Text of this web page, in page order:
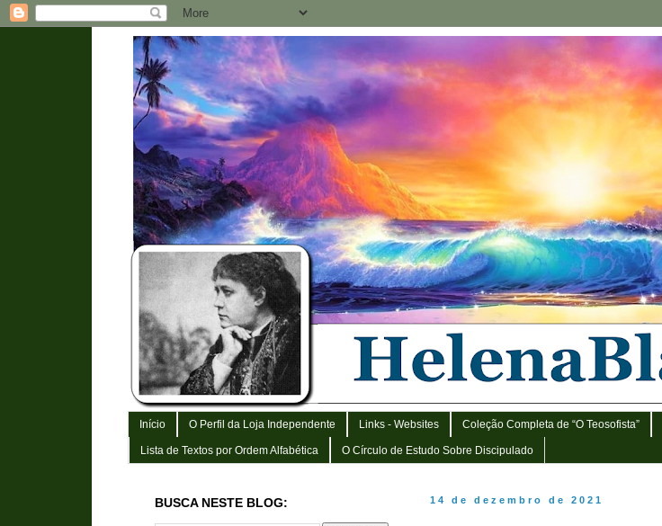
Início O Perfil da Loja Independente Links - Websites Coleção Completa de “O Teosofista”
Lista de Textos por Ordem Alfabética O Círculo de Estudo Sobre Discipulado
14 de dezembro de 2021
BUSCA NESTE BLOG: